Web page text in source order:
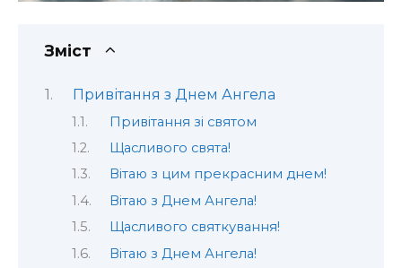
Зміст
Привітання з Днем Ангела
Привітання зі святом
Щасливого свята!
Вітаю з цим прекрасним днем!
Вітаю з Днем Ангела!
Щасливого святкування!
Вітаю з Днем Ангела!